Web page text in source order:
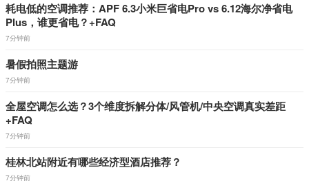
耗电低的空调推荐：APF 6.3小米巨省电Pro vs 6.12海尔净省电
Plus，谁更省电？+FAQ
7分钟前
暑假拍照主题游
7分钟前
全屋空调怎么选？3个维度拆解分体/风管机/中央空调真实差距
+FAQ
7分钟前
桂林北站附近有哪些经济型酒店推荐？
7分钟前